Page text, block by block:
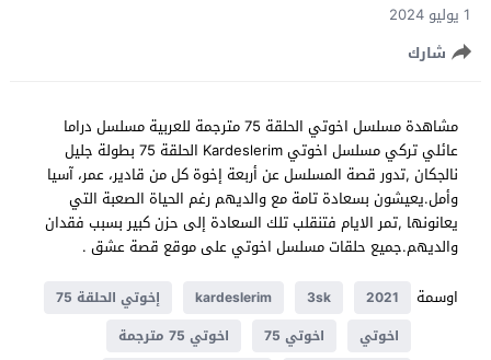
1 يوليو 2024
شارك
مشاهدة مسلسل اخوتي الحلقة 75 مترجمة للعربية مسلسل دراما
عائلي تركي مسلسل اخوتي Kardeslerim الحلقة 75 بطولة جليل
نالجكان ,تدور قصة المسلسل عن أربعة إخوة كل من قادير، عمر، آسيا
وأمل.يعيشون بسعادة تامة مع والديهم رغم الحياة الصعبة التي
يعانونها ,تمر الايام فتنقلب تلك السعادة إلى حزن كبير بسبب فقدان
والديهم.جميع حلقات مسلسل اخوتي على موقع قصة عشق .
اوسمة
2021
3sk
kardeslerim
إخوتي الحلقة 75
اخوتي
اخوتي 75
اخوتي 75 مترجمة